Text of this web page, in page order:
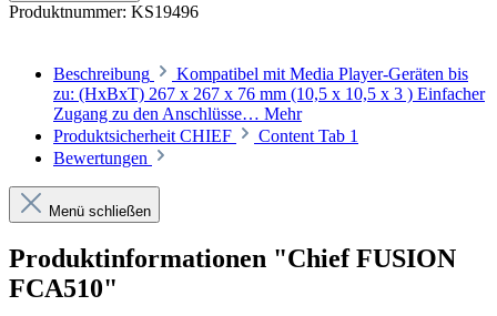
Produktnummer: KS19496
Beschreibung
Kompatibel mit Media Player-Geräten bis
zu: (HxBxT) 267 x 267 x 76 mm (10,5 x 10,5 x 3 ) Einfacher
Zugang zu den Anschlüsse… Mehr
Produktsicherheit CHIEF
Content Tab 1
Bewertungen
Menü schließen
Produktinformationen "Chief FUSION
FCA510"